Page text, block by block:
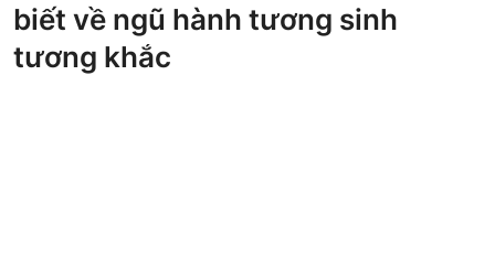
Kiến Thức
Tâm linh
biết về ngũ hành tương sinh
tương khắc